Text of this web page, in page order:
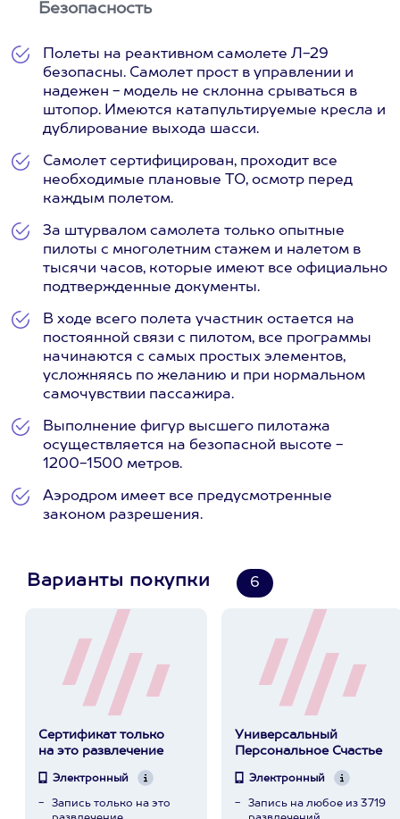
Безопасность
Полеты на реактивном самолете Л-29
безопасны. Самолет прост в управлении и
надежен - модель не склонна срываться в
штопор. Имеются катапультируемые кресла и
дублирование выхода шасси.
Самолет сертифицирован, проходит все
необходимые плановые ТО, осмотр перед
каждым полетом.
За штурвалом самолета только опытные
пилоты с многолетним стажем и налетом в
тысячи часов, которые имеют все официально
подтвержденные документы.
В ходе всего полета участник остается на
постоянной связи с пилотом, все программы
начинаются с самых простых элементов,
усложняясь по желанию и при нормальном
самочувствии пассажира.
Выполнение фигур высшего пилотажа
осуществляется на безопасной высоте -
1200-1500 метров.
Аэродром имеет все предусмотренные
законом разрешения.
Варианты покупки 6
Сертификат только
на это развлечение
Электронный
Запись только на это
Универсальный
Персональное Счастье
Электронный
Запись на любое из 3719